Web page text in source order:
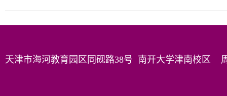
天津市海河教育园区同砚路38号 南开大学津南校区